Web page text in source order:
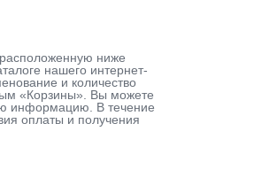
расположенную ниже
нашего интернет-
и количество
«Корзины». Вы можете
информацию. В течение
оплаты и получения